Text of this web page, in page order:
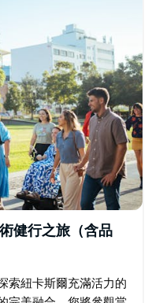
忘記紐卡斯爾豐富的過
述我們偉大城市遺產的
標和歷史遺跡背後的故
的首次遊客，還是尋求
富的旅行者，這次旅行都
自己沉浸在讓紐卡斯爾
健行之旅（含品
索紐卡斯爾充滿活力的